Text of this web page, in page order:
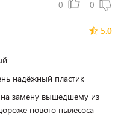
0 0
5.0
надёжный пластик
на замену вышедшему из
нового пылесоса